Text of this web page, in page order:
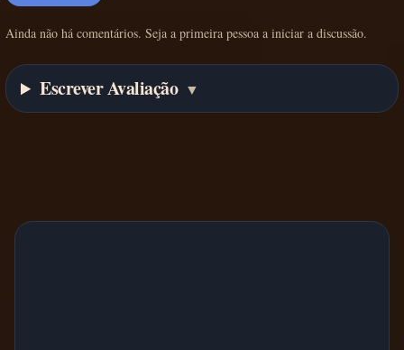
Ainda não há comentários. Seja a primeira pessoa a iniciar a discussão.
Escrever Avaliação ▼